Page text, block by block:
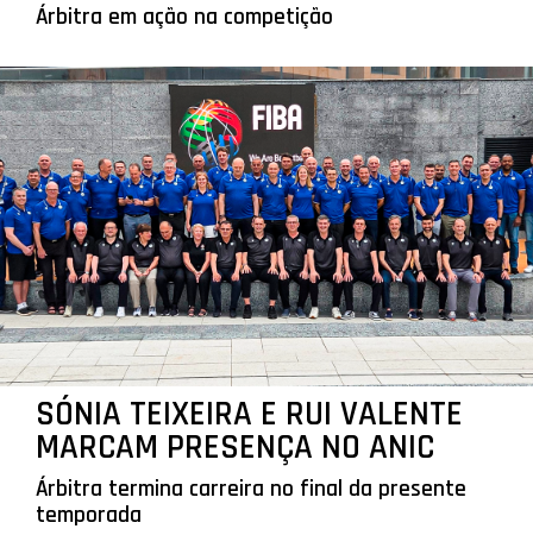
Árbitra em ação na competição
SÓNIA TEIXEIRA E RUI VALENTE
MARCAM PRESENÇA NO ANIC
Árbitra termina carreira no final da presente
temporada